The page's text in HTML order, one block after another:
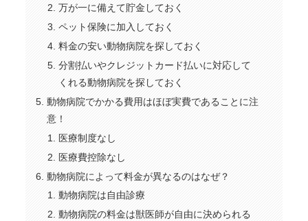
万が一に備えて貯金しておく
ペット保険に加入しておく
料金の安い動物病院を探しておく
分割払いやクレジットカード払いに対応して
くれる動物病院を探しておく
動物病院でかかる費用はほぼ実費であることに注
意！
医療制度なし
医療費控除なし
動物病院によって料金が異なるのはなぜ？
動物病院は自由診療
動物病院の料金は獣医師が自由に決められる